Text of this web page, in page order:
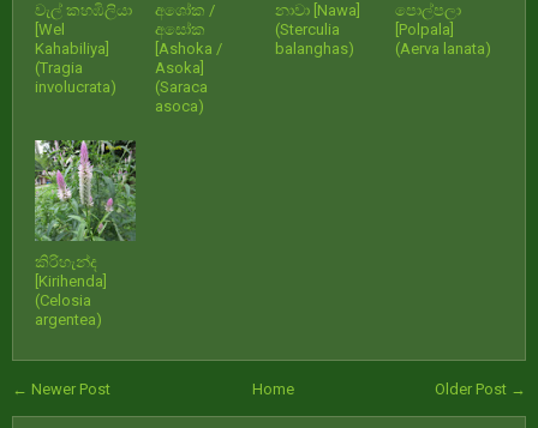
වැල් කහඹිලියා
[Wel
Kahabiliya]
(Tragia
involucrata)
අශෝක /
අසෝක
[Ashoka /
Asoka]
(Saraca
asoca)
නාවා [Nawa]
(Sterculia
balanghas)
පොල්පලා
[Polpala]
(Aerva lanata)
කිරිහැන්ද
[Kirihenda]
(Celosia
argentea)
← Newer Post Older Post →
Home